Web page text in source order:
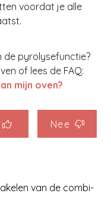
voordat je alle
de pyrolysefunctie?
of lees de FAQ:
mijn oven?
Nee
van de combi-